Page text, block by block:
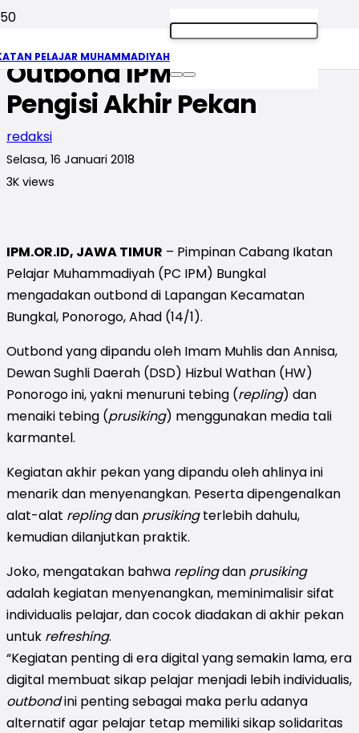
PELAJAR MUHAMMADIYAH
Repling and Prusiking,
Outbond IPM Bungkal
Pengisi Akhir Pekan
redaksi
Selasa, 16 Januari 2018
3K views
IPM.OR.ID, JAWA TIMUR – Pimpinan Cabang Ikatan
Pelajar Muhammadiyah (PC IPM) Bungkal
mengadakan outbond di Lapangan Kecamatan
Bungkal, Ponorogo, Ahad (14/1).
Outbond yang dipandu oleh Imam Muhlis dan Annisa,
Dewan Sughli Daerah (DSD) Hizbul Wathan (HW)
Ponorogo ini, yakni menuruni tebing (repling) dan
menaiki tebing (prusiking) menggunakan media tali
karmantel.
Kegiatan akhir pekan yang dipandu oleh ahlinya ini
menarik dan menyenangkan. Peserta dipengenalkan
alat-alat replingdan prusikingterlebih dahulu,
kemudian dilanjutkan praktik.
Joko, mengatakan bahwa replingdan prusiking
adalah kegiatan menyenangkan, meminimalisir sifat
individualis pelajar, dan cocok diadakan di akhir pekan
untuk refreshing.
“Kegiatan penting di era digital yang semakin lama, era
digital membuat sikap pelajar menjadi lebih individualis,
outbondini penting sebagai maka perlu adanya
alternatif agar pelajar tetap memiliki sikap solidaritas